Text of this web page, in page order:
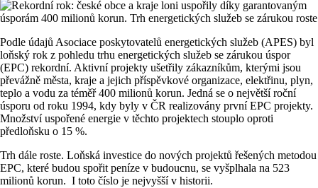
Podle údajů Asociace poskytovatelů energetických služeb (APES) byl
loňský rok z pohledu trhu energetických služeb se zárukou úspor
(EPC) rekordní. Aktivní projekty ušetřily zákazníkům, kterými jsou
převážně města, kraje a jejich příspěvkové organizace, elektřinu, plyn,
teplo a vodu za téměř 400 milionů korun. Jedná se o největší roční
úsporu od roku 1994, kdy byly v ČR realizovány první EPC projekty.
Množství uspořené energie v těchto projektech stouplo oproti
předloňsku o 15 %.
Trh dále roste. Loňská investice do nových projektů řešených metodou
EPC, které budou spořit peníze v budoucnu, se vyšplhala na 523
milionů korun. I toto číslo je nejvyšší v historii.